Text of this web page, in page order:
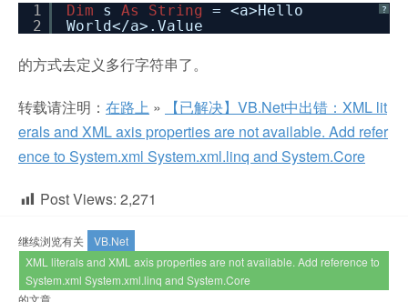
?
1
2
Dim s As String
= <a>Hello
World</a>.Value
的方式去定义多行字符串了。
转载请注明： 在路上 »
【已解决】VB.Net中出错：XML lit
erals and XML axis properties are not available. Add refer
ence to System.xml System.xml.linq and System.Core
Post Views: 2,271
继续浏览有关
VB.Net
XML literals and XML axis properties are not available. Add reference to
System.xml System.xml.linq and System.Core
的文章